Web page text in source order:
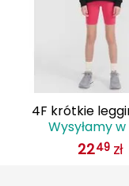
Icebreaker
4F krótkie
Wysyłamy
2249 zł